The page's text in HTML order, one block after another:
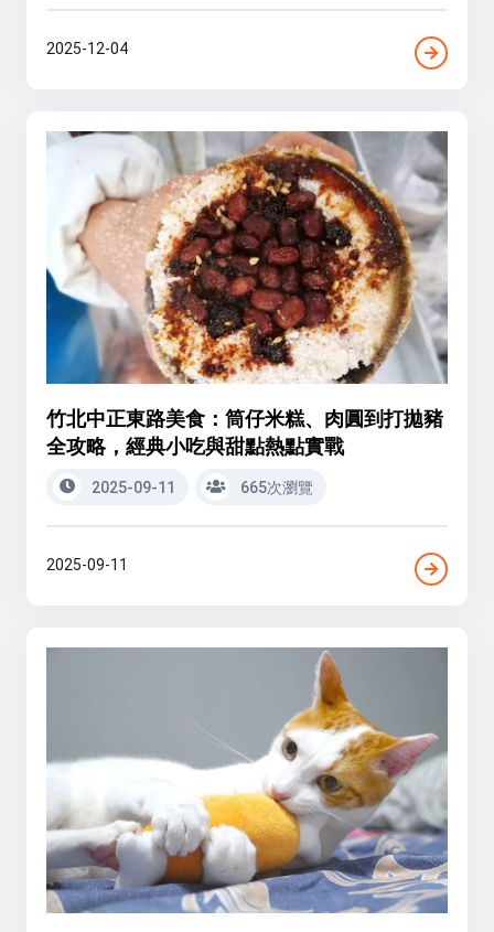
2025-12-04
竹北中正東路美食：筒仔米糕、肉圓到打拋豬
全攻略，經典小吃與甜點熱點實戰
2025-09-11 665次瀏覽
2025-09-11